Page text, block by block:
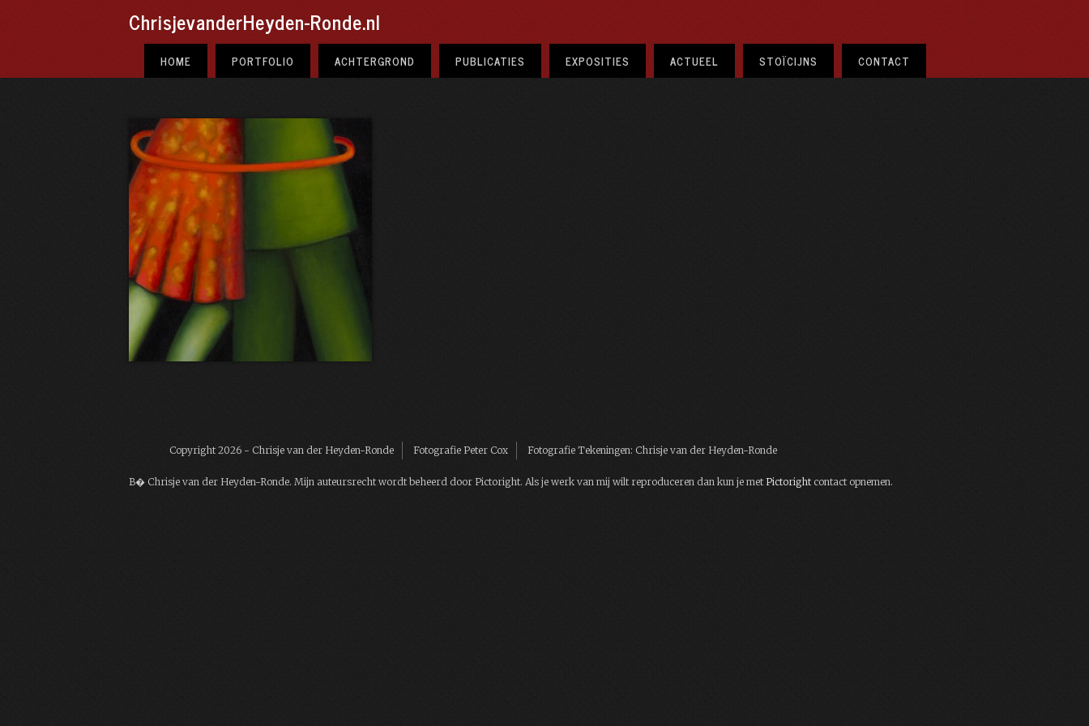
ChrisjevanderHeyden-Ronde.nl
HOME PORTFOLIO ACHTERGROND PUBLICATIES EXPOSITIES ACTUEEL STOÏCIJNS CONTACT
Copyright 2026 - Chrisje van der Heyden-Ronde Fotografie Peter Cox Fotografie Tekeningen: Chrisje van der Heyden-Ronde
В� Chrisje van der Heyden-Ronde. Mijn auteursrecht wordt beheerd door Pictoright. Als je werk van mij wilt reproduceren dan kun je met Pictorightcontact opnemen.